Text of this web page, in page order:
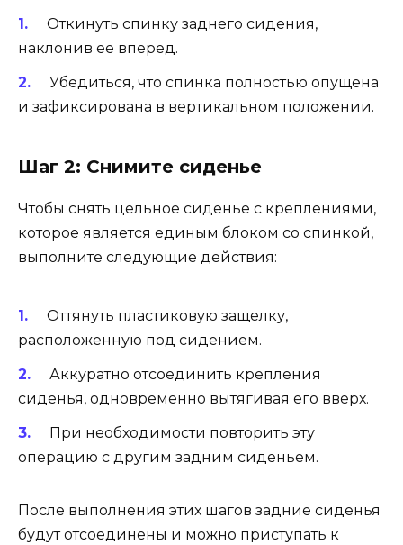
Откинуть спинку заднего сидения,
наклонив ее вперед.
Убедиться, что спинка полностью опущена
и зафиксирована в вертикальном положении.
Шаг 2: Снимите сиденье
Чтобы снять цельное сиденье с креплениями,
которое является единым блоком со спинкой,
выполните следующие действия:
Оттянуть пластиковую защелку,
расположенную под сидением.
Аккуратно отсоединить крепления
сиденья, одновременно вытягивая его вверх.
При необходимости повторить эту
операцию с другим задним сиденьем.
После выполнения этих шагов задние сиденья
будут отсоединены и можно приступать к